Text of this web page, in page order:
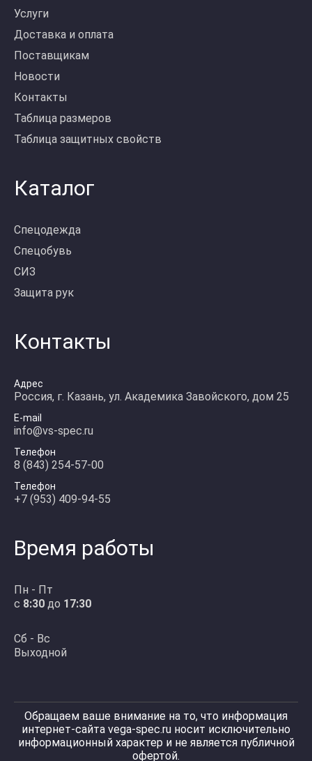
Услуги
Доставка и оплата
Поставщикам
Новости
Контакты
Таблица размеров
Таблица защитных свойств
Каталог
Спецодежда
Спецобувь
СИЗ
Защита рук
Контакты
Адрес
Россия, г. Казань, ул. Академика Завойского, дом 25
E-mail
info@vs-spec.ru
Телефон
8 (843) 254-57-00
Телефон
+7 (953) 409-94-55
Время работы
Пн - Пт
с 8:30 до 17:30
Сб - Вс
Выходной
Обращаем ваше внимание на то, что информация
интернет-сайта vega-spec.ru носит исключительно
информационный характер и не является публичной
офертой.